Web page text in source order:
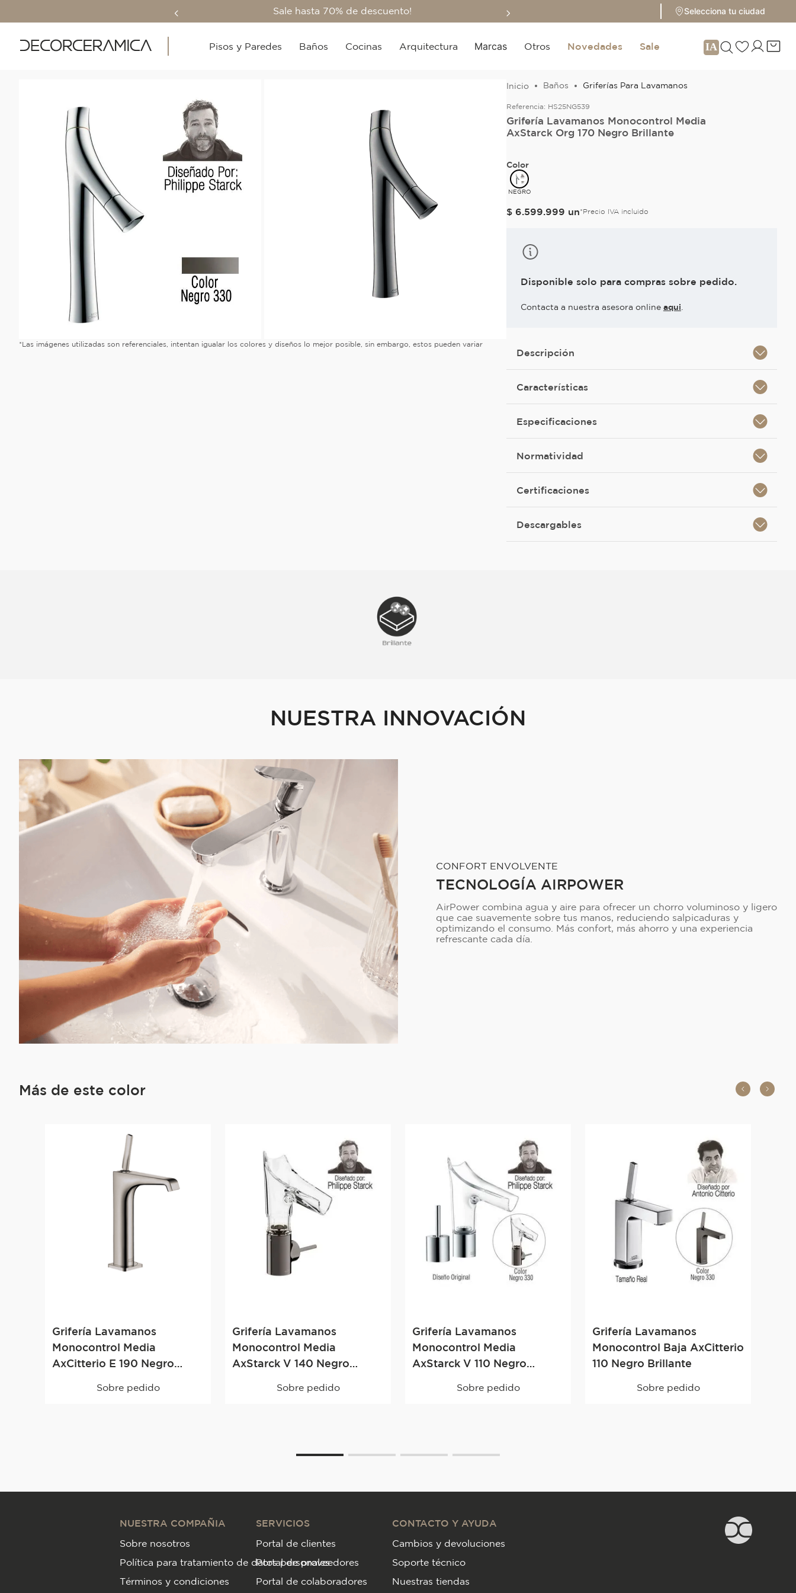
Sale hasta 70% de descuento! Selecciona tu ciudad
Pisos y Paredes Baños Cocinas Arquitectura Marcas Otros Novedades Sale
*Las imágenes utilizadas son referenciales, intentan igualar los colores y diseños lo mejor posible, sin embargo, estos pueden variar
Baños Griferías Para Lavamanos
Referencia: HS25NG539
Grifería Lavamanos Monocontrol Media
AxStarck Org 170 Negro Brillante
Color
NEGRO
$ 6.599.999 un*Precio IVA incluido
Disponible solo para compras sobre pedido.
Contacta a nuestra asesora online aqui
Descripción
Características
Especificaciones
Normatividad
Certificaciones
Descargables
NUESTRA INNOVACIÓN
CONFORT ENVOLVENTE
TECNOLOGÍA AIRPOWER
AirPower combina agua y aire para ofrecer un chorro voluminoso y ligero
que cae suavemente sobre tus manos, reduciendo salpicaduras y
optimizando el consumo. Más confort, más ahorro y una experiencia
refrescante cada día.
Más de este color
Grifería Lavamanos
Monocontrol Media
AxCitterio E 190 Negro
Sobre pedido
Grifería Lavamanos
Monocontrol Media
AxStarck V 140 Negro
Sobre pedido
Grifería Lavamanos
Monocontrol Media
AxStarck V 110 Negro
Sobre pedido
Grifería Lavamanos
Monocontrol Baja AxCitterio
110 Negro Brillante
Sobre pedido
NUESTRA COMPAÑIA
Sobre nosotros
Política para tratamiento de datos personales
Términos y condiciones
SERVICIOS
Portal de clientes
Portal de proveedores
Portal de colaboradores
CONTACTO Y AYUDA
Cambios y devoluciones
Soporte técnico
Nuestras tiendas